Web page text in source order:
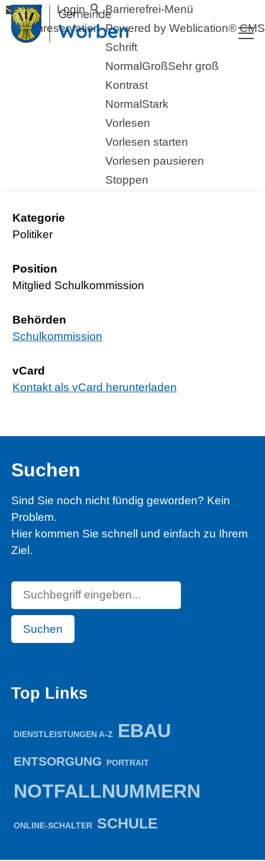
Barrierefrei-Menü
Powered by Weblication® CMS
Schrift
Normal GroßSehr groß
Kontrast
Normal Stark
Vorlesen
Vorlesen starten
Vorlesen pausieren
Stoppen
Login
Raumreservation
zurück zur Übersicht
Kiener Philemon
Kategorie
Politiker
Position
Mitglied Schulkommission
Behörden
Schulkommission
vCard
Kontakt als vCard herunterladen
Suchen
Sind Sie noch nicht fündig geworden? Kein
Problem.
Hier kommen Sie schnell und einfach zu Ihrem
Ziel.
Suchen
Top Links
DIENSTLEISTUNGEN A-Z EBAU
ENTSORGUNG PORTRAIT
NOTFALLNUMMERN
ONLINE-SCHALTER SCHULE